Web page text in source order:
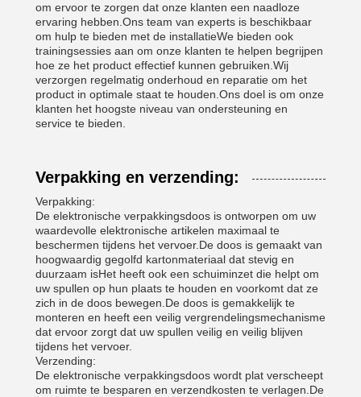
om ervoor te zorgen dat onze klanten een naadloze
ervaring hebben.Ons team van experts is beschikbaar
om hulp te bieden met de installatieWe bieden ook
trainingsessies aan om onze klanten te helpen begrijpen
hoe ze het product effectief kunnen gebruiken.Wij
verzorgen regelmatig onderhoud en reparatie om het
product in optimale staat te houden.Ons doel is om onze
klanten het hoogste niveau van ondersteuning en
service te bieden.
Verpakking en verzending:
Verpakking:
De elektronische verpakkingsdoos is ontworpen om uw
waardevolle elektronische artikelen maximaal te
beschermen tijdens het vervoer.De doos is gemaakt van
hoogwaardig gegolfd kartonmateriaal dat stevig en
duurzaam isHet heeft ook een schuiminzet die helpt om
uw spullen op hun plaats te houden en voorkomt dat ze
zich in de doos bewegen.De doos is gemakkelijk te
monteren en heeft een veilig vergrendelingsmechanisme
dat ervoor zorgt dat uw spullen veilig en veilig blijven
tijdens het vervoer.
Verzending:
De elektronische verpakkingsdoos wordt plat verscheept
om ruimte te besparen en verzendkosten te verlagen.De